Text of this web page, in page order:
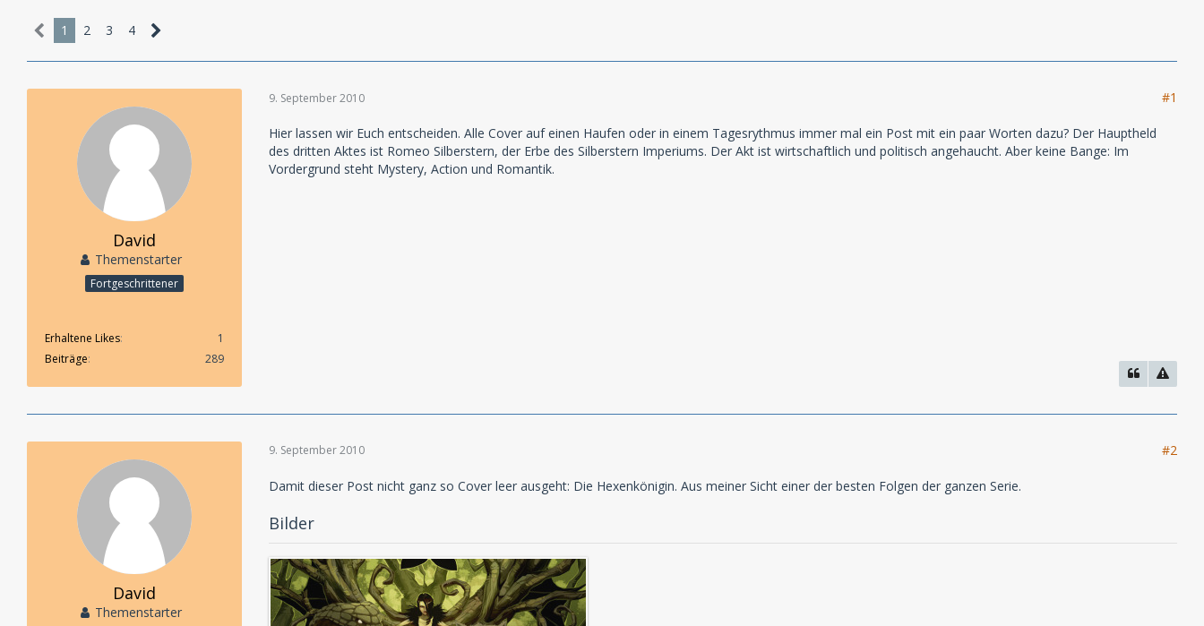
1 2 3 4
David
Themenstarter
Fortgeschrittener
Erhaltene Likes
1
Beiträge
289
9. September 2010 #1
Hier lassen wir Euch entscheiden. Alle Cover auf einen Haufen oder in einem Tagesrythmus immer mal ein Post mit ein paar Worten dazu? Der Hauptheld
des dritten Aktes ist Romeo Silberstern, der Erbe des Silberstern Imperiums. Der Akt ist wirtschaftlich und politisch angehaucht. Aber keine Bange: Im
Vordergrund steht Mystery, Action und Romantik.
David
Themenstarter
9. September 2010 #2
Damit dieser Post nicht ganz so Cover leer ausgeht: Die Hexenkönigin. Aus meiner Sicht einer der besten Folgen der ganzen Serie.
Bilder